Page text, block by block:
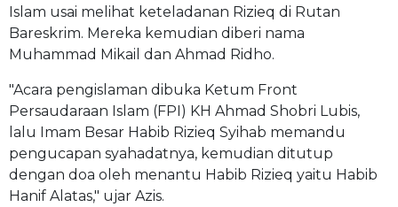
Islam usai melihat keteladanan Rizieq di Rutan
Bareskrim. Mereka kemudian diberi nama
Muhammad Mikail dan Ahmad Ridho.
"Acara pengislaman dibuka Ketum Front
Persaudaraan Islam (FPI) KH Ahmad Shobri Lubis,
lalu Imam Besar Habib Rizieq Syihab memandu
pengucapan syahadatnya, kemudian ditutup
dengan doa oleh menantu Habib Rizieq yaitu Habib
Hanif Alatas," ujar Azis.